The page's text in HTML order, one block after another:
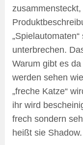
unterbrechen.
Warum gibt es
werden sehen
„freche Katze“
ihr wird
frech sondern
heißt sie Shadow.